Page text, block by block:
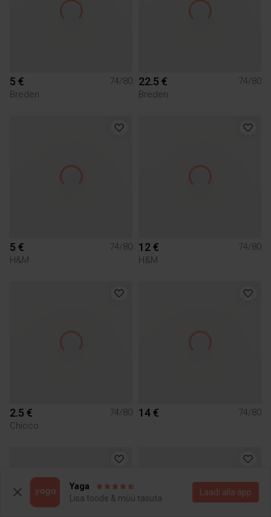
5 €
74/80
Breden
22.5 €
74/80
Breden
5 €
74/80
H&M
12 €
74/80
H&M
2.5 €
74/80
Chicco
14 € 74/80
Yaga
Lisa toode & müü tasuta
Laadi alla äpp